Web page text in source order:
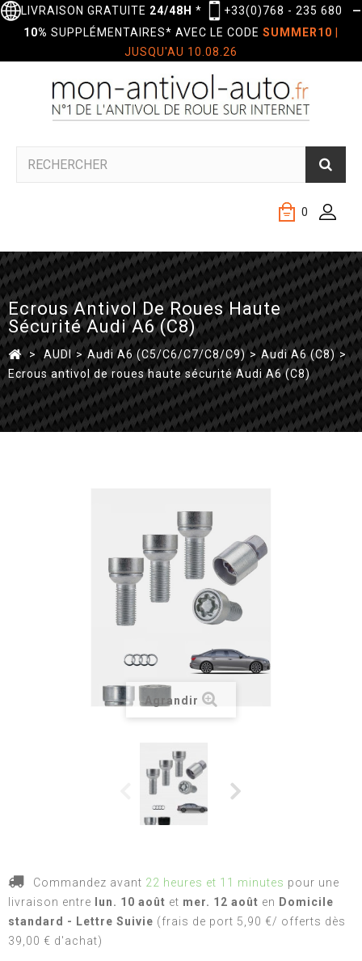
LIVRAISON GRATUITE 24/48H * +33(0)768 - 235 680
—
10% SUPPLÉMENTAIRES* AVEC LE CODE SUMMER10
JUSQU'AU 10.08.26
0
Ecrous Antivol De Roues Haute
Sécurité Audi A6 (C8)
> AUDI > Audi A6 (C5/C6/C7/C8/C9) > Audi A6 (C8) >
Ecrous antivol de roues haute sécurité Audi A6 (C8)
Agrandir
Commandez avant 22 heures et 11 minutes pour une
livraison entre lun. 10 août et mer. 12 août en Domicile
standard - Lettre Suivie (frais de port 5,90 €/ offerts dès
39,00 € d'achat)